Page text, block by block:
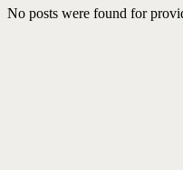
No posts were found for